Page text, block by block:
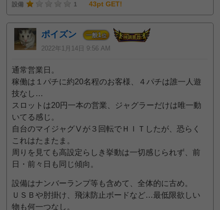
設備 1 43pt GET!
ポイズン 一般1位
2022年1月14日 9:56 AM
通常営業日。
稼働は１パチに約20名程のお客様、４パチは誰一人遊
技なし…
スロットは20円一本の営業、ジャグラーだけは唯一動
いてる感じ。
自台のマイジャグⅤが３回転でＨＩＴしたが、恐らく
これはたまたま。
周りを見ても高設定らしき挙動は一切感じられず、前
日・前々日も同じ傾向。
設備はナンバーランプ等も含めて、全体的に古め。
ＵＳＢや肘掛け、飛沫防止ボードなど…最低限欲しい
物も何一つなし。